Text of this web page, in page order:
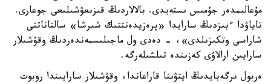
مۇعالىمدەر جۇمىس ىستەيدى. بالالاردىڭ قىزىعۋشىلىعى جوعارى.
تاياۋدا ءبىزدىڭ سارايدا «پرەزيدەنتتىك شىرشا» سالتاناتتى
شاراسى وتكىزىلدى»، - دەدى ول ماجىلىسمەندەردىڭ وقۋشىلار
سارايىن ارالاۋى كەزىندە تىلشىلەرگە.
ەربول ىرگەبايدىڭ ايتۋىنا قاراعاندا، وقۋشىلار سارايىندا روبوت